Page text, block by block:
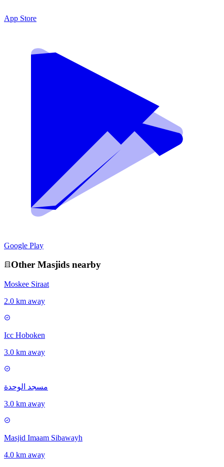
App Store
Google Play
Other Masjids nearby
Moskee Siraat
2.0 km away
Icc Hoboken
3.0 km away
مسجد الوحدة
3.0 km away
Masjid Imaam Sibawayh
4.0 km away